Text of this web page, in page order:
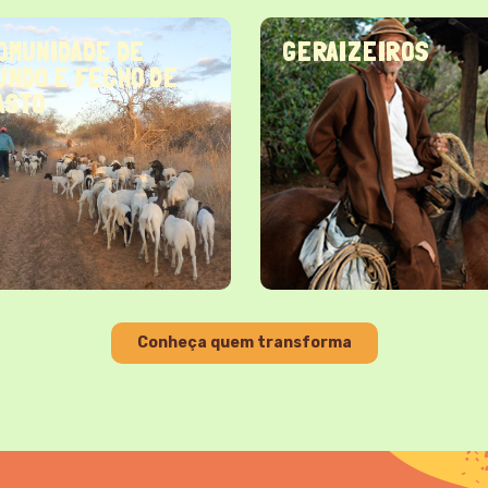
DE
E FECHO DE
GERAIZEIROS
Conheça quem transforma